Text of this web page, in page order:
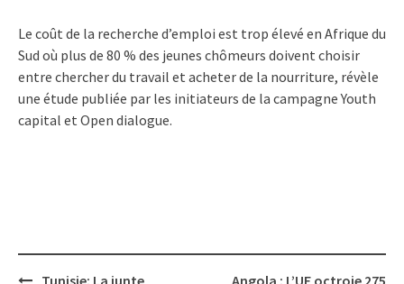
Le coût de la recherche d’emploi est trop élevé en Afrique du
Sud où plus de 80 % des jeunes chômeurs doivent choisir
entre chercher du travail et acheter de la nourriture, révèle
une étude publiée par les initiateurs de la campagne Youth
capital et Open dialogue.
PostTunisie: La junte
Angola : L’UE octroie 275